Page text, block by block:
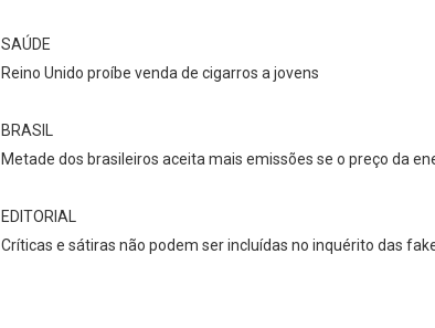
SAÚDE
Reino Unido proíbe venda de cigarros a jovens
BRASIL
Metade dos brasileiros aceita mais emissões se o preço da
EDITORIAL
Críticas e sátiras não podem ser incluídas no inquérito das